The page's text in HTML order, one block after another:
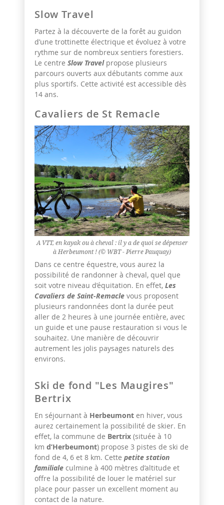
Slow Travel
Partez à la découverte de la forêt au guidon
d’une trottinette électrique et évoluez à votre
rythme sur de nombreux sentiers forestiers.
Le centre Slow Travelpropose plusieurs
parcours ouverts aux débutants comme aux
plus sportifs. Cette activité est accessible dès
14 ans.
Cavaliers de St Remacle
A VTT, en kayak ou à cheval : il y a de quoi se dépenser
à Herbeumont ! (© WBT - Pierre Pauquay)
Dans ce centre équestre, vous aurez la
possibilité de randonner à cheval, quel que
soit votre niveau d’équitation. En effet, Les
Cavaliers de Saint-Remacle vous proposent
plusieurs randonnées dont la durée peut
aller de 2 heures à une journée entière, avec
un guide et une pause restauration si vous le
souhaitez. Une manière de découvrir
autrement les jolis paysages naturels des
environs.
Ski de fond "Les Maugires"
Bertrix
En séjournant à Herbeumont en hiver, vous
aurez certainement la possibilité de skier. En
effet, la commune de Bertrix (située à 10
km d’Herbeumont) propose 3 pistes de ski de
fond de 4, 6 et 8 km. Cette petite station
familiale culmine à 400 mètres d’altitude et
offre la possibilité de louer le matériel sur
place pour passer un excellent moment au
contact de la nature.